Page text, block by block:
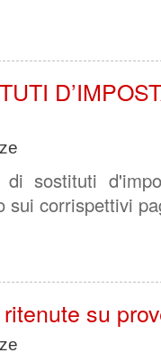
sostituti
sui corrispettivi
su